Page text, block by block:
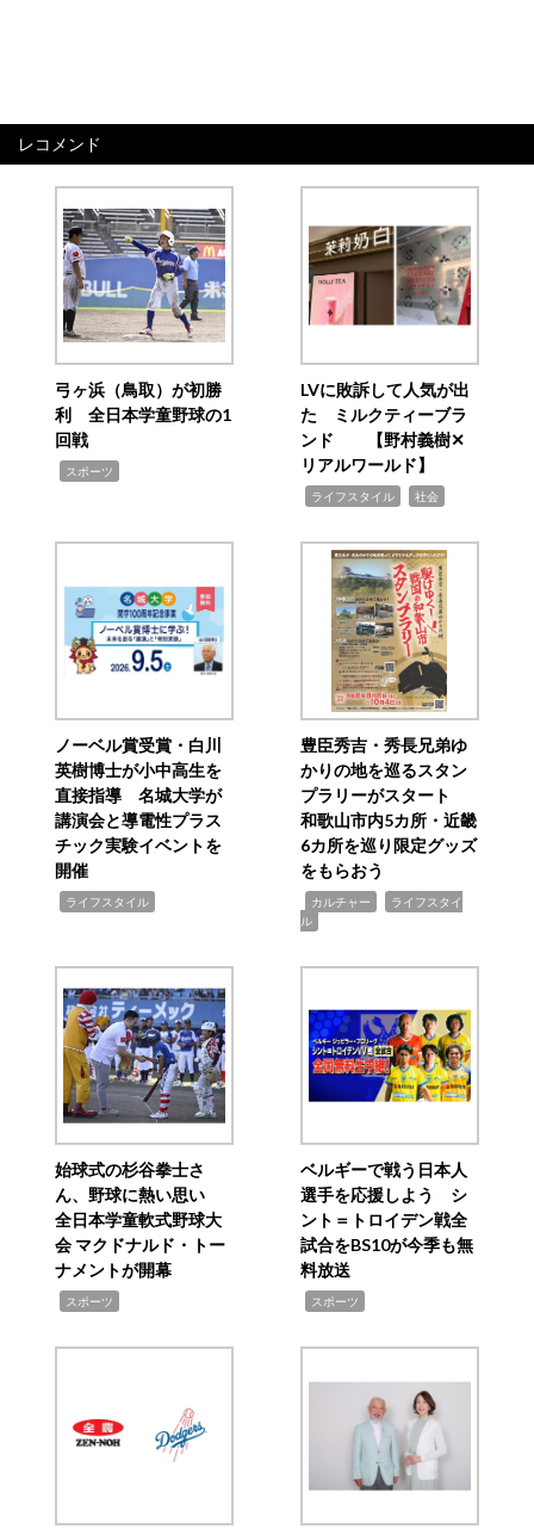
レコメンド
弓ヶ浜（鳥取）が初勝
利 全日本学童野球の1
回戦
スポーツ
LVに敗訴して人気が出
た ミルクティーブラ
ンド 【野村義樹✕
リアルワールド】
ライフスタイル 社会
ノーベル賞受賞・白川
英樹博士が小中高生を
直接指導 名城大学が
講演会と導電性プラス
チック実験イベントを
開催
ライフスタイル
豊臣秀吉・秀長兄弟ゆ
かりの地を巡るスタン
プラリーがスタート
和歌山市内5カ所・近畿
6カ所を巡り限定グッズ
をもらおう
カルチャー
ライフスタイ
ル
始球式の杉谷拳士さ
ん、野球に熱い思い
全日本学童軟式野球大
会 マクドナルド・トー
ナメントが開幕
スポーツ
ベルギーで戦う日本人
選手を応援しよう シ
ント＝トロイデン戦全
試合をBS10が今季も無
料放送
スポーツ